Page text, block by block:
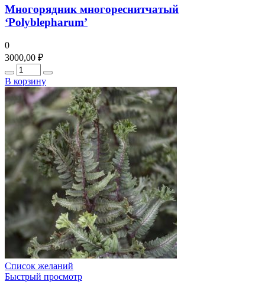
Многорядник многореснитчатый
‘Polyblepharum’
0
3000,00 ₽
Количество
В корзину
Список желаний
Быстрый просмотр